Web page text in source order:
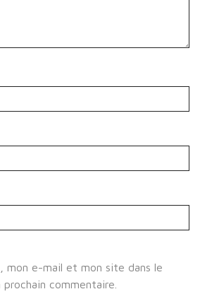
mon e-mail et mon site dans le
commentaire.